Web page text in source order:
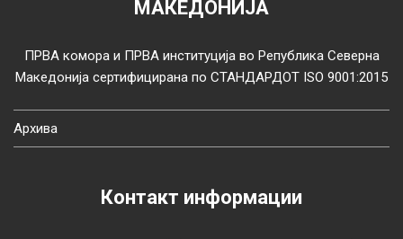
МАКЕДОНИЈА
ПРВА комора и ПРВА институција во Република Северна
Македонија сертифицирана по СТАНДАРДОТ ISO 9001:2015
Архива
Контакт информации